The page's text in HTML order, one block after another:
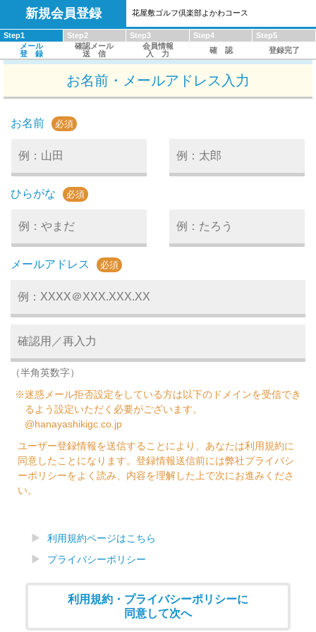
新規会員登録 花屋敷ゴルフ倶楽部よかわコース
Step1 Step2 Step3 Step4
Step5
メール
登 録
確認メール
送 信
会員情報
入 力
確 認 登録完了
お名前・メールアドレス入力
お名前 必須
ひらがな 必須
メールアドレス 必須
（半角英数字）
※迷惑メール拒否設定をしている方は以下のドメインを受信でき
るよう設定いただく必要がございます。
@hanayashikigc.co.jp
ユーザー登録情報を送信することにより、あなたは利用規約に
同意したことになります。登録情報送信前には弊社プライバシ
ーポリシーをよく読み、内容を理解した上で次にお進みくださ
い。
利用規約ページはこちら
プライバシーポリシー
利用規約・プライバシーポリシーに
同意して次へ